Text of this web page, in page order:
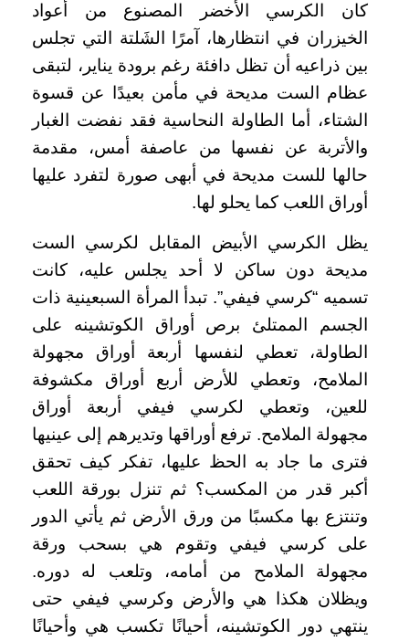
كان الكرسي الأخضر المصنوع من أعواد
الخيزران في انتظارها، آمرًا الشَلتة التي تجلس
بين ذراعيه أن تظل دافئة رغم برودة يناير، لتبقى
عظام الست مديحة في مأمن بعيدًا عن قسوة
الشتاء، أما الطاولة النحاسية فقد نفضت الغبار
والأتربة عن نفسها من عاصفة أمس، مقدمة
حالها للست مديحة في أبهى صورة لتفرد عليها
أوراق اللعب كما يحلو لها.
يظل الكرسي الأبيض المقابل لكرسي الست
مديحة دون ساكن لا أحد يجلس عليه، كانت
تسميه “كرسي فيفي”. تبدأ المرأة السبعينية ذات
الجسم الممتلئ برص أوراق الكوتشينه على
الطاولة، تعطي لنفسها أربعة أوراق مجهولة
الملامح، وتعطي للأرض أربع أوراق مكشوفة
للعين، وتعطي لكرسي فيفي أربعة أوراق
مجهولة الملامح. ترفع أوراقها وتديرهم إلى عينيها
فترى ما جاد به الحظ عليها، تفكر كيف تحقق
أكبر قدر من المكسب؟ ثم تنزل بورقة اللعب
وتنتزع بها مكسبًا من ورق الأرض ثم يأتي الدور
على كرسي فيفي وتقوم هي بسحب ورقة
مجهولة الملامح من أمامه، وتلعب له دوره.
ويظلان هكذا هي والأرض وكرسي فيفي حتى
ينتهي دور الكوتشينه، أحيانًا تكسب هي وأحيانًا